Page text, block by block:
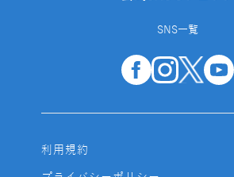
SNS一覧
利用規約